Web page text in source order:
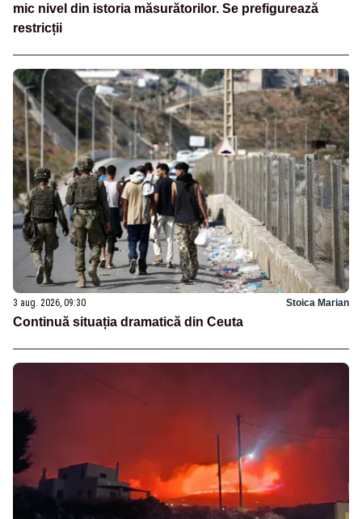
mic nivel din istoria măsurătorilor. Se prefigurează
restricții
3 aug. 2026, 09:30 Stoica Marian
Continuă situația dramatică din Ceuta